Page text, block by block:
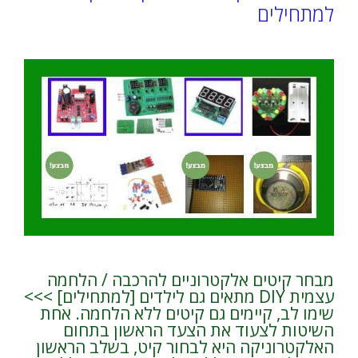
למתחילים
מבחר קיטים אלקטרוניים להרכבה / הלחמה
עצמית DIY מתאים גם לילדים [למתחילים] >>>
שימו לב, קיימים גם קיטים ללא הלחמה. אחת
השיטות לצעוד את הצעד הראשון בתחום
האלקטרוניקה היא לבחור קיט, בשלב הראשון